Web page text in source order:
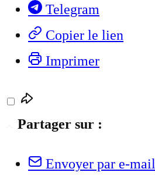
Telegram
Copier le lien
Imprimer
Partager sur :
Envoyer par e-mail